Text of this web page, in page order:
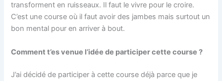
transforment en ruisseaux. Il faut le vivre pour le croire.
C’est une course où il faut avoir des jambes mais surtout un
bon mental pour en arriver à bout.
Comment t’es venue l’idée de participer cette course ?
J’ai décidé de participer à cette course déjà parce que je